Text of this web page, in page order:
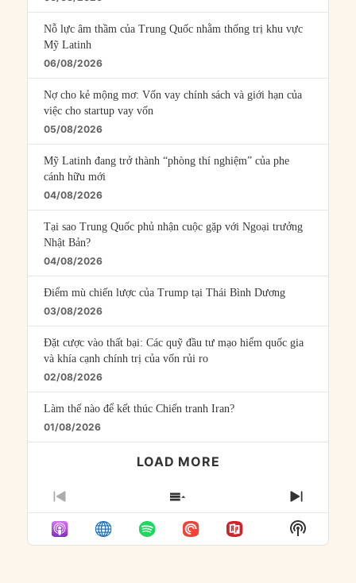
Nỗ lực âm thầm của Trung Quốc nhằm thống trị khu vực
Mỹ Latinh
06/08/2026
Nợ cho kẻ mộng mơ: Vốn vay chính sách và giới hạn của
việc cho startup vay vốn
05/08/2026
Mỹ Latinh đang trở thành “phòng thí nghiệm” của phe
cánh hữu mới
04/08/2026
Tại sao Trung Quốc phủ nhận cuộc gặp với Ngoại trưởng
Nhật Bản?
04/08/2026
Điểm mù chiến lược của Trump tại Thái Bình Dương
03/08/2026
Đặt cược vào thất bại: Các quỹ đầu tư mạo hiểm quốc gia
và khía cạnh chính trị của vốn rủi ro
02/08/2026
Làm thế nào để kết thúc Chiến tranh Iran?
01/08/2026
LOAD MORE
PREVIOUS
EPISODE
SHOW
EPISODES
LIST
NEXT
Show
Podcast